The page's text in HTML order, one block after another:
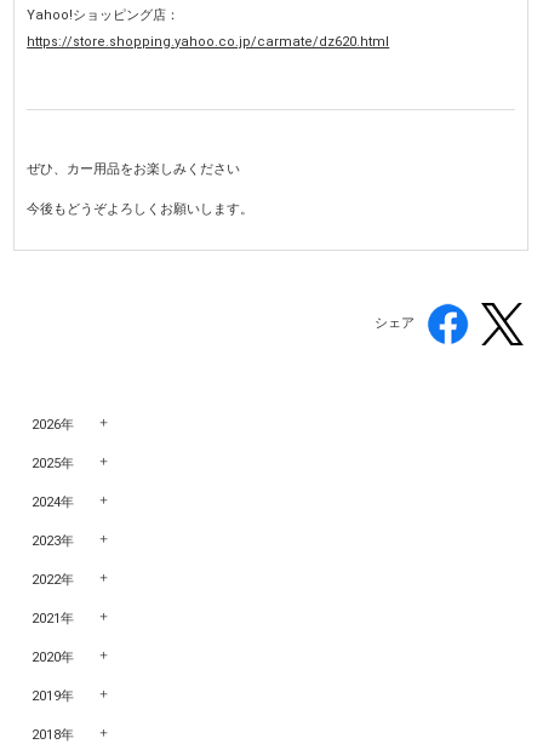
Yahoo!ショッピング店：
https://store.shopping.yahoo.co.jp/carmate/dz620.html
ぜひ、カー用品をお楽しみください
今後もどうぞよろしくお願いします。
シェア
2026年
2025年
2024年
2023年
2022年
2021年
2020年
2019年
2018年